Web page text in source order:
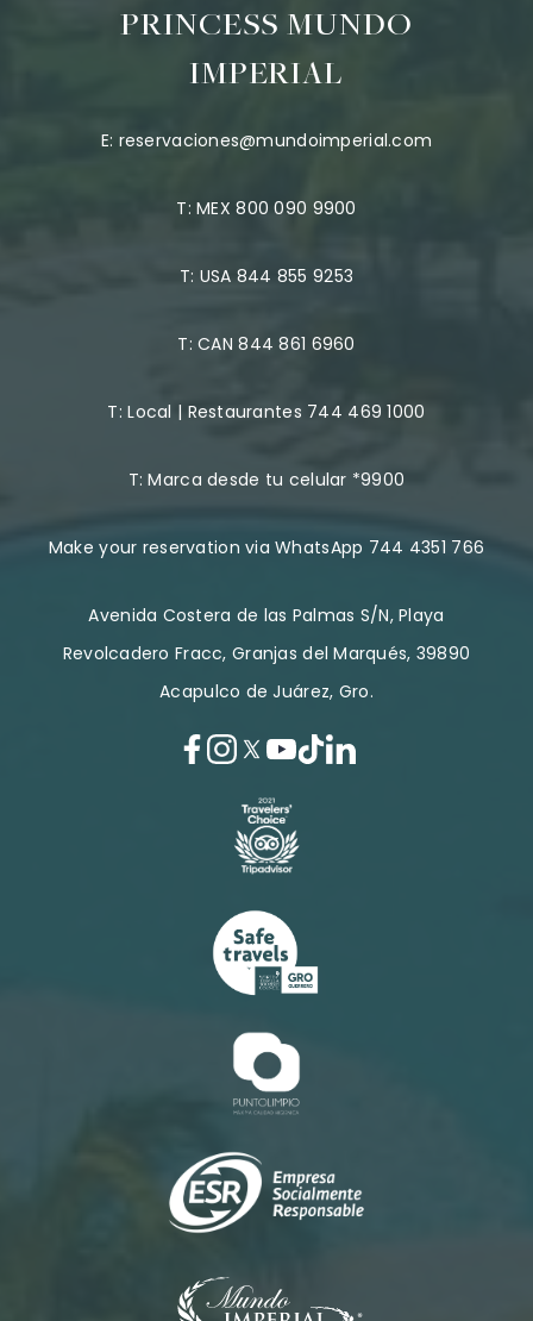
PRINCESS MUNDO
IMPERIAL
E: reservaciones@mundoimperial.com
T:MEX 800 090 9900
T: USA 844 855 9253
T:CAN 844 861 6960
T:Local | Restaurantes 744 469 1000
T:Marca desde tu celular *9900
Make your reservation via WhatsApp 744 4351 766
Avenida Costera de las Palmas S/N, Playa
Revolcadero Fracc, Granjas del Marqués, 39890
Acapulco de Juárez, Gro.